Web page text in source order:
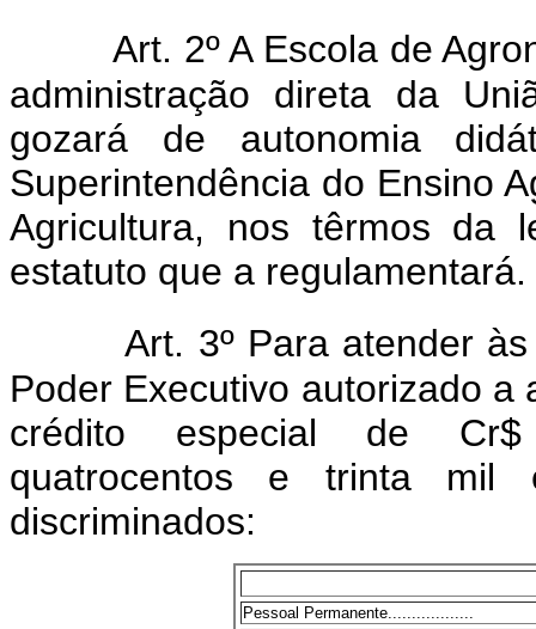
Art. 2º A Escola de
administração direta da
gozará de autonomia
Superintendência do Ensino
Agricultura, nos têrmos da
estatuto que a regulamentará.
Art. 3º Para atender
Poder Executivo autorizado a
crédito especial de Cr$
quatrocentos e trinta mil
discriminados:
Pessoal Permanente..................